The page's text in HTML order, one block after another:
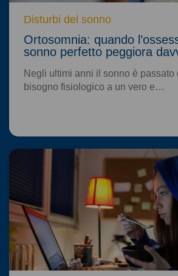
Disturbi del sonno
Ortosomnia: quando
sonno perfetto peggiora
Negli ultimi anni il sonno è passato
bisogno fisiologico a un vero e…